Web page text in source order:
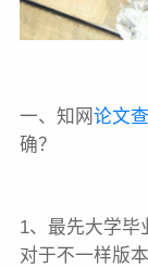
一、知网论文
确？
1、最先大学毕
对于不一样版